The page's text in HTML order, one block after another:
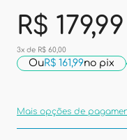
R$ 179,99
3x de R$ 60,00
OuR$ 161,99no pix
Mais opções de